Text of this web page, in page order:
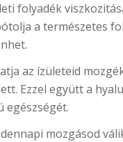
folyadék
a természetes
az ízületeid
Ezzel együtt a
egészségét.
mozgásod